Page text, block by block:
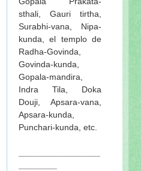
sthali, Gauri tirtha,
Surabhi-vana, Nipa-
kunda, el templo de
Radha-Govinda,
Govinda-kunda,
Gopala-mandira,
Indra Tila, Doka
Douji, Apsara-vana,
Apsara-kunda,
Punchari-kunda, etc.